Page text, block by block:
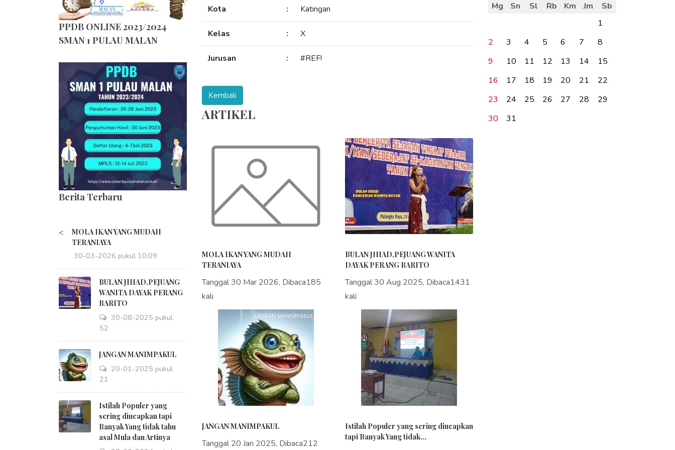
PPDB ONLINE 2023/2024
SMAN 1 PULAU MALAN
Berita Terbaru
<
MOLA IKAN YANG MUDAH
TERANIAYA
30-03-2026 pukul 10:09
BULAN JIHAD,PEJUANG
WANITA DAYAK PERANG
BARITO
30-08-2025 pukul
18:52
JANGAN MANIMPAKUL
20-01-2025 pukul
09:21
Istilah Populer yang
sering diucapkan tapi
Banyak Yang tidak tahu
asal Mula dan Artinya
Kota : Katingan
Kelas : X
Jurusan : #REF!
ARTIKEL
MOLA IKAN YANG MUDAH
TERANIAYA
Tanggal 30 Mar 2026, Dibaca185
kali
BULAN JIHAD,PEJUANG WANITA
DAYAK PERANG BARITO
Tanggal 30 Aug 2025, Dibaca1431
kali
JANGAN MANIMPAKUL
Tanggal 20 Jan 2025, Dibaca212
Istilah Populer yang sering diucapkan
tapi Banyak Yang tidak...
Mg Sn Sl Rb Km Jm
Sb
1
2
3 4 5 6 7
8
9
10 11 12 13 14
15
16
17 18 19 20 21
22
23
24 25 26 27 28
29
30
31